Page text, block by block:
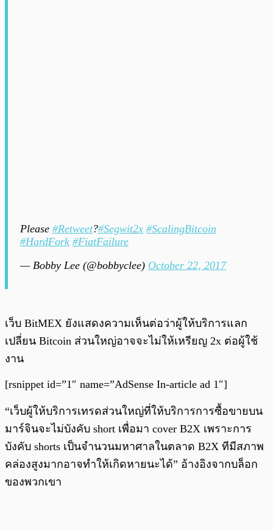
Please #Retweet?#Segwit2x #ScalingBitcoin
#HardFork #FiatFailure
— Bobby Lee (@bobbyclee) October 22, 2017
เว็บ BitMEX ยังแสดงความเห็นต่อว่าผู้ให้บริการแลก
เปลี่ยน Bitcoin ส่วนใหญ่อาจจะไม่ให้เหรียญ 2x ต่อผู้ใช้
งาน
[rsnippet id=”1″ name=”AdSense In-article ad 1″]
“เว็บผู้ให้บริการเทรดส่วนใหญ่ที่ให้บริการการซื้อขายบน
มาร์จินจะไม่บังคับ short เพื่อมา cover B2X เพราะการ
บังคับ shorts เป็นจำนวนมหาศาลในตลาด B2X ทีมีสภาพ
คล่องสูงมากอาจทำให้เกิดหายนะได้” อ้างอิงจากบล็อก
ของพวกเขา